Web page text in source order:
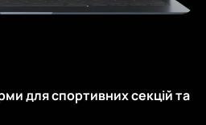
для спортивних секцій та